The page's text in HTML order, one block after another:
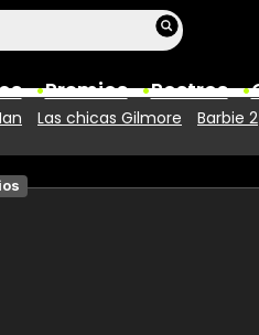
Premios Rostros
Las chicas Gilmore Barbie 2